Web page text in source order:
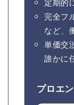
定期的
完全フ
など、
単価交
誰かに
プロエ